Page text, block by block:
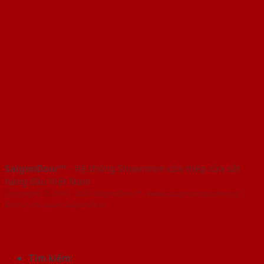
SaigonDoor™ - Hệ thống Showroom cửa thép cửa sắt
hàng đầu Việt Nam
Copyright ⓒ 2016 – 2026 SaigonDoor™ - www.cuagocomposite.org |
Đơn vị chủ quản SaigonDoor
Tìm kiếm: